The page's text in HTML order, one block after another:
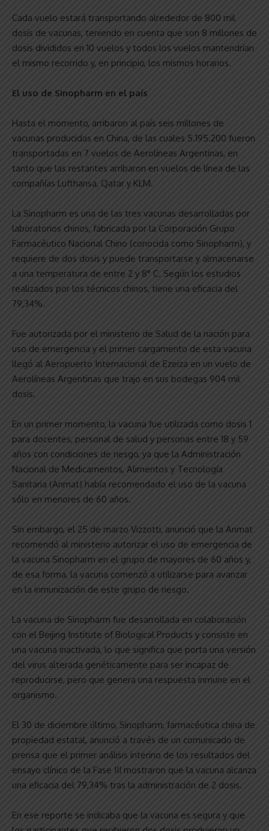
Cada vuelo estará transportando alrededor de 800 mil
dosis de vacunas, teniendo en cuenta que son 8 millones de
dosis divididos en 10 vuelos y todos los vuelos mantendrían
el mismo recorrido y, en principio, los mismos horarios.
El uso de Sinopharm en el país
Hasta el momento, arribaron al país seis millones de
vacunas producidas en China, de las cuales 5.195.200 fueron
transportadas en 7 vuelos de Aerolíneas Argentinas, en
tanto que las restantes arribaron en vuelos de línea de las
compañías Lufthansa, Qatar y KLM.
La Sinopharm es una de las tres vacunas desarrolladas por
laboratorios chinos, fabricada por la Corporación Grupo
Farmacéutico Nacional Chino (conocida como Sinopharm), y
requiere de dos dosis y puede transportarse y almacenarse
a una temperatura de entre 2 y 8° C. Según los estudios
realizados por los técnicos chinos, tiene una eficacia del
79,34%.
Fue autorizada por el ministerio de Salud de la nación para
uso de emergencia y el primer cargamento de esta vacuna
llegó al Aeropuerto Internacional de Ezeiza en un vuelo de
Aerolíneas Argentinas que trajo en sus bodegas 904 mil
dosis.
En un primer momento, la vacuna fue utilizada como dosis 1
para docentes, personal de salud y personas entre 18 y 59
años con condiciones de riesgo, ya que la Administración
Nacional de Medicamentos, Alimentos y Tecnología
Sanitaria (Anmat) había recomendado el uso de la vacuna
sólo en menores de 60 años.
Sin embargo, el 25 de marzo Vizzotti, anunció que la Anmat
recomendó al ministerio autorizar el uso de emergencia de
la vacuna Sinopharm en el grupo de mayores de 60 años y,
de esa forma, la vacuna comenzó a utilizarse para avanzar
en la inmunización de este grupo de riesgo.
La vacuna de Sinopharm fue desarrollada en colaboración
con el Beijing Institute of Biological Products y consiste en
una vacuna inactivada, lo que significa que porta una versión
del virus alterada genéticamente para ser incapaz de
reproducirse, pero que genera una respuesta inmune en el
organismo.
El 30 de diciembre último, Sinopharm, farmacéutica china de
propiedad estatal, anunció a través de un comunicado de
prensa que el primer análisis interino de los resultados del
ensayo clínico de la Fase III mostraron que la vacuna alcanza
una eficacia del 79,34% tras la administración de 2 dosis.
En ese reporte se indicaba que la vacuna es segura y que